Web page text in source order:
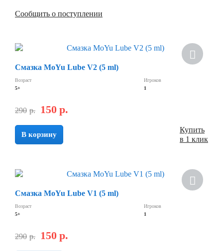
Сообщить о поступлении
Смазка MoYu Lube V2 (5 ml)
Возраст
5+
Игроков
1
290 р. 150 р.
В корзину
Купить
в 1 клик
Смазка MoYu Lube V1 (5 ml)
Возраст
5+
Игроков
1
290 р. 150 р.